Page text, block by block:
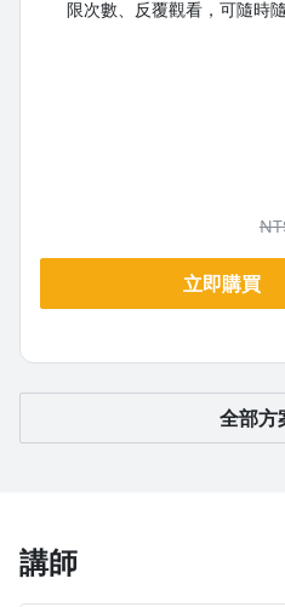
一堂發刊詞，十堂正
【PART1：破除頭腦
01你所以為的自己和世界
【PART2：讓想像成
限次數、反覆觀看，可隨時
立即購買
全部方
講師